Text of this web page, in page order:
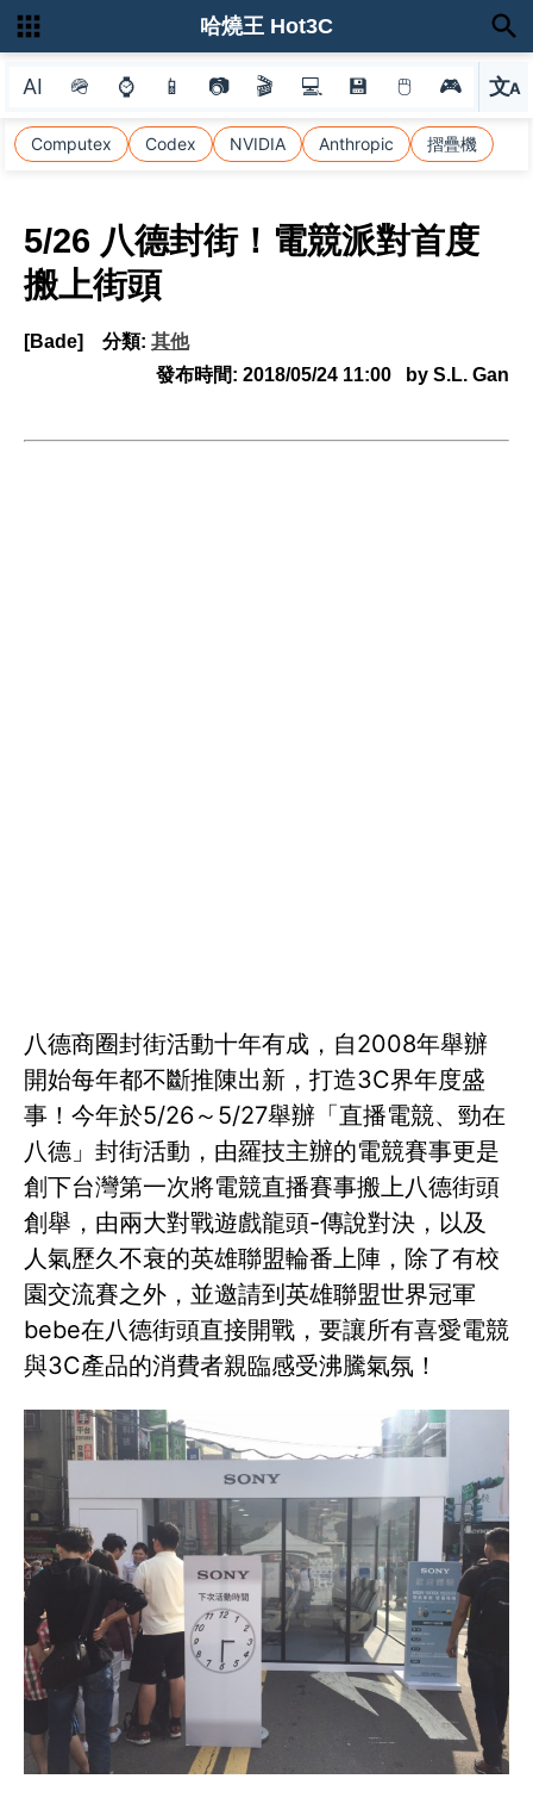
AI 🪖 ⌚ 📱 📷 🎬 💻 💾 🖱 🎮 文A
選
Computex Codex NVIDIA Anthropic 摺疊機
哈燒王 Hot3C
5/26 八德封街！電競派對首度
搬上街頭
[Bade] 分類: 其他
發布時間: 2018/05/24 11:00 by S.L. Gan
八德商圈封街活動十年有成，自2008年舉辦
開始每年都不斷推陳出新，打造3C界年度盛
事！今年於5/26～5/27舉辦「直播電競、勁在
八德」封街活動，由羅技主辦的電競賽事更是
創下台灣第一次將電競直播賽事搬上八德街頭
創舉，由兩大對戰遊戲龍頭-傳說對決，以及
人氣歷久不衰的英雄聯盟輪番上陣，除了有校
園交流賽之外，並邀請到英雄聯盟世界冠軍
bebe在八德街頭直接開戰，要讓所有喜愛電競
與3C產品的消費者親臨感受沸騰氣氛！